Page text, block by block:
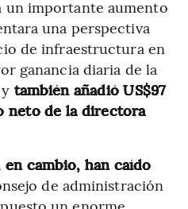
un importante aumento
una perspectiva
de infraestructura en
ganancia diaria de la
también añadió US$97
neto de la directora
en cambio, han caído
de administración